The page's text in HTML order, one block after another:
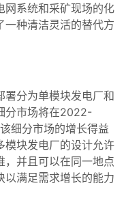
网系统和采矿现场的化
一种清洁灵活的替代方
署分为单模块发电厂和
分市场将在2022-
细分市场的增长得益
模块发电厂的设计允许
，并且可以在同一地点
以满足需求增长的能力